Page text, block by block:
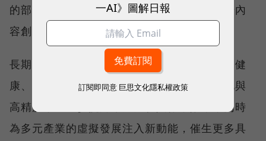
的部署不僅能降低開發與操作門檻，還可提升內
容創造的效率與表現力。
長期來看，將推動製造、遊戲、媒體、教育、健
康、零售、文旅等領域的虛擬應用邁向規模化與
高精度，進一步提升用戶體驗與作業效率，同時
為多元產業的虛擬發展注入新動能，催生更多具
一AI》圖解日報
訂閱即同意 巨思文化隱私權政策